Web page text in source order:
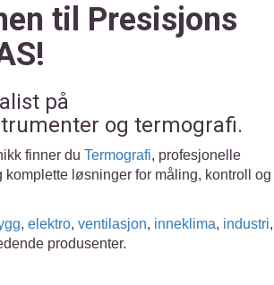
til Presisjons
på
og termografi.
finner du Termografi, profesjonelle
komplette løsninger for måling, kontroll og
, elektro, ventilasjon, inneklima, industri,
produsenter.